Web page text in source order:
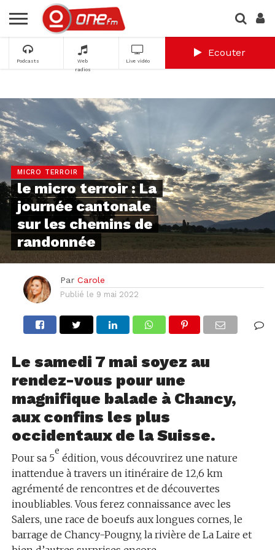
Podcasts
Web
radios
Live vidéo
Ecouter
MICRO TERROIR
le micro terroir : La
journée cantonale
sur les chemins de
randonnée
Par Carole
Publié le 9 mai 2022
Le samedi 7 mai soyez au
rendez-vous pour une
magnifique balade à Chancy,
aux confins les plus
occidentaux de la Suisse.
Pour sa 5
e
édition, vous découvrirez une nature
inattendue à travers un itinéraire de 12,6 km
agrémenté de rencontres et de découvertes
inoubliables. Vous ferez connaissance avec les
Salers, une race de boeufs aux longues cornes, le
barrage de Chancy-Pougny, la rivière de La Laire et